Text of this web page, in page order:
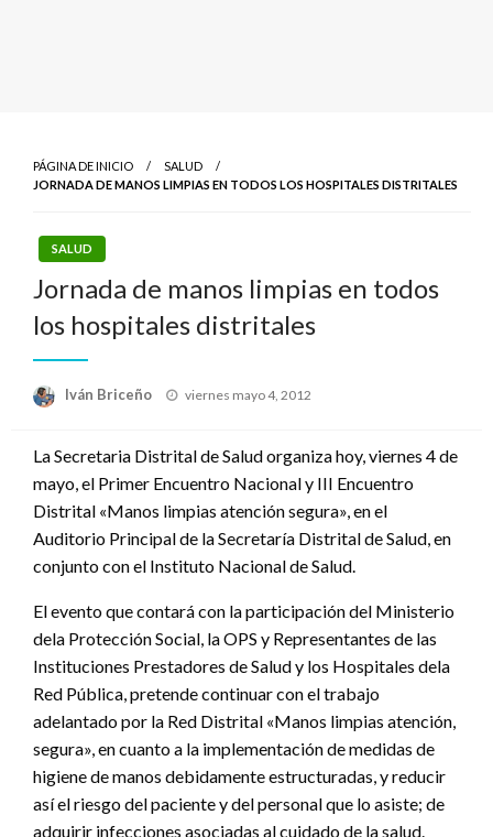
PÁGINA DE INICIO
SALUD
JORNADA DE MANOS LIMPIAS EN TODOS LOS HOSPITALES DISTRITALES
SALUD
Jornada de manos limpias en todos
los hospitales distritales
Iván Briceño
Publicado
viernes mayo 4, 2012
La Secretaria Distrital de Salud organiza hoy, viernes 4 de
mayo, el Primer Encuentro Nacional y III Encuentro
Distrital «Manos limpias atención segura», en el
Auditorio Principal de la Secretaría Distrital de Salud, en
conjunto con el Instituto Nacional de Salud.
El evento que contará con la participación del Ministerio
dela Protección Social, la OPS y Representantes de las
Instituciones Prestadores de Salud y los Hospitales dela
Red Pública, pretende continuar con el trabajo
adelantado por la Red Distrital «Manos limpias atención,
segura», en cuanto a la implementación de medidas de
higiene de manos debidamente estructuradas, y reducir
así el riesgo del paciente y del personal que lo asiste; de
adquirir infecciones asociadas al cuidado de la salud.